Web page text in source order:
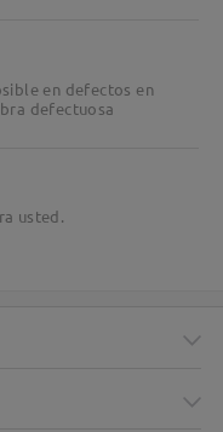
en defectos en
defectuosa
usted.